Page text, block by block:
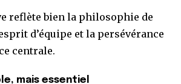
reflète bien la philosophie de
d’équipe et la persévérance
centrale.
mais essentiel